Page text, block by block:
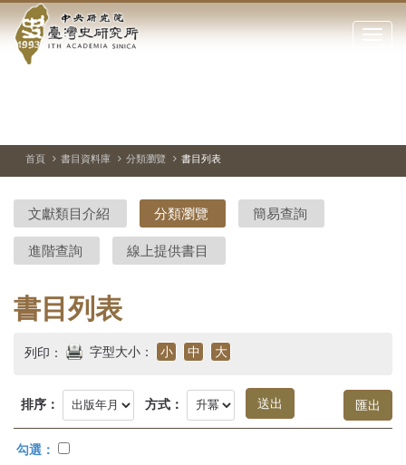
到中
央
院-
臺
灣
史
研
究
首
頁
點
閉
站
停、
圖
圖
結
首頁 書目資料庫 分類瀏覽 書目列表
文獻類目介紹 分類瀏覽 簡易查詢
進階查詢 線上提供書目
書目列表
列印： 字型大小： 小 中 大
排序： 方式：
勾選：